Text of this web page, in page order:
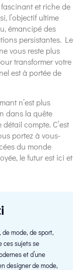
et riche de
l’objectif ultime
émancipé des
persistantes. Le
vous reste plus
transformer votre
est à portée de
n’est plus
dans la quête
compte. C’est
portez à vous-
du monde
le futur est ici et
mode, de sport,
ces sujets se
et d’une
designer de mode,